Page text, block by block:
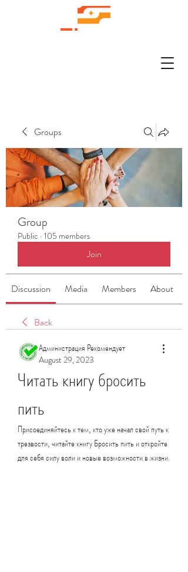
Groups
Group
Public · 105 members
Join
Discussion Media Members About
Back
Администрация Рекомендует
August 29, 2023
Читать книгу бросить
пить
Присоединяйтесь к тем, кто уже начал свой путь к
трезвости, читайте книгу Бросить пить и откройте
для себя силу воли и новые возможности в жизни.